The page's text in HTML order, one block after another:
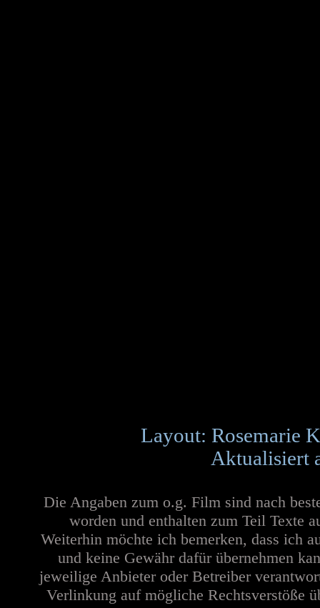
Layout: Rosemarie
Aktualisiert
Die Angaben zum o.g. Film sind nach
worden und enthalten zum Teil Texte
Weiterhin möchte ich bemerken, dass ich
und keine Gewähr dafür übernehmen
jeweilige Anbieter oder Betreiber
Verlinkung auf mögliche Rechtsverstöße